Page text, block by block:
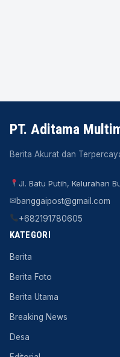
PT. Aditama
Berita Akurat dan
Jl. Batu Putih, Kelurahan
✉banggaipost@gmail.com
+682191780605
KATEGORI
Berita
Berita Foto
Berita Utama
Breaking News
Desa